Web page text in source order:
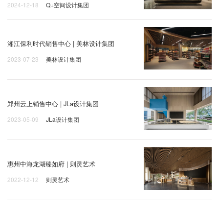
2024-12-18 Q+空间设计集团
湘江保利时代销售中心 | 美林设计集团
2023-07-23 美林设计集团
郑州云上销售中心 | JLa设计集团
2023-05-09 JLa设计集团
惠州中海龙湖臻如府 | 则灵艺术
2022-12-12 则灵艺术